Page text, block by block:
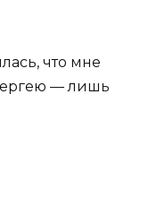
что мне
— лишь